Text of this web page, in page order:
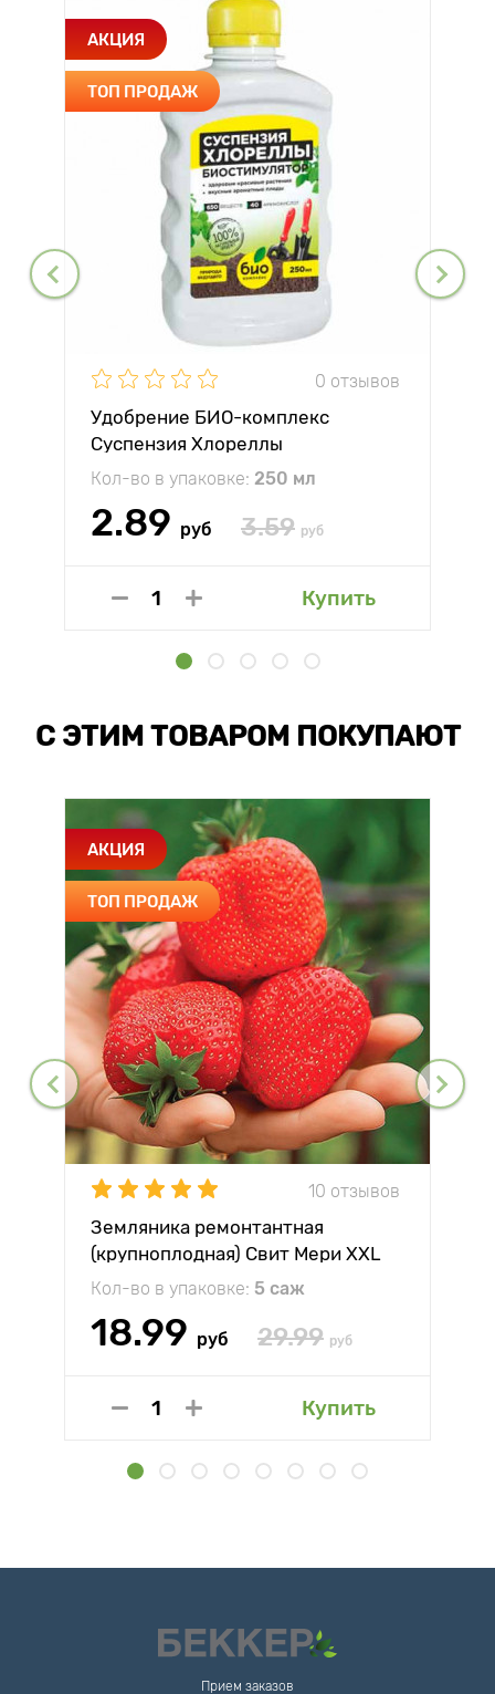
АКЦИЯ
ТОП ПРОДАЖ
0 отзывов
Удобрение БИО-комплекс
Суспензия Хлореллы
Кол-во в упаковке: 250 мл
2.89 руб 3.59 руб
Купить
С ЭТИМ ТОВАРОМ ПОКУПАЮТ
АКЦИЯ
ТОП ПРОДАЖ
10 отзывов
Земляника ремонтантная
(крупноплодная) Свит Мери XXL
Кол-во в упаковке: 5 саж
18.99 руб 29.99 руб
Купить
Прием заказов